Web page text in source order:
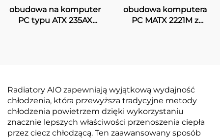
obudowa na komputer
PC typu ATX 235AX
obudowa komputera
PC MATX 2221M z
Radiatory AIO zapewniają wyjątkową wydajność
chłodzenia, która przewyższa tradycyjne metody
chłodzenia powietrzem dzięki wykorzystaniu
znacznie lepszych właściwości przenoszenia ciepła
przez ciecz chłodzącą. Ten zaawansowany sposób